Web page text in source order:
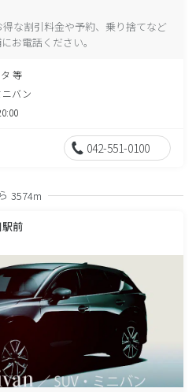
な割引料金や予約、乗り捨てなど
お電話ください。
等
ニバン
042-551-0100
3574m
駅前